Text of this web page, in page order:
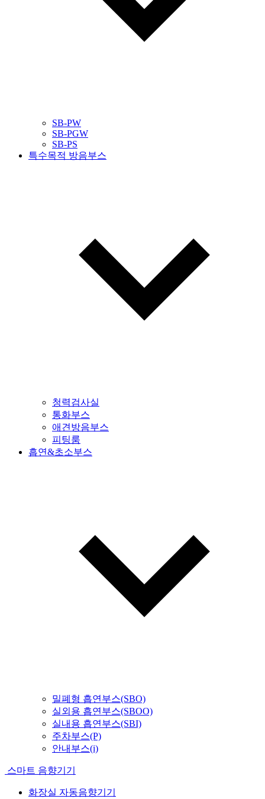
SB-PW
SB-PGW
SB-PS
특수목적 방음부스
청력검사실
통화부스
애견방음부스
피팅룸
흡연&초소부스
밀폐형 흡연부스(SBO)
실외용 흡연부스(SBOO)
실내용 흡연부스(SBI)
주차부스(P)
안내부스(i)
스마트 음향기기
화장실 자동음향기기